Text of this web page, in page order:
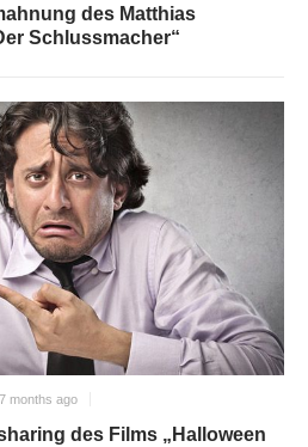
des Matthias
Schlussmacher“
months ago
des Films „Halloween